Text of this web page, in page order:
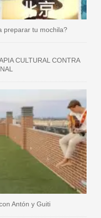
preparar tu mochila?
CULTURAL CONTRA
Antón y Guiti